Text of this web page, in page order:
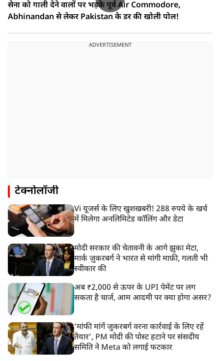
सेना को गाली देने वालों पर भड़के पूर्व Air Commodore,
Abhinandan से लेकर Pakistan के डर की खोली पोल!
ADVERTISEMENT
टेक्नोलॉजी
Vi यूजर्स के लिए खुशखबरी! 288 रुपये के खर्च
में मिलेगा अनलिमिटेड कॉलिंग और डेटा
मोदी सरकार की चेतावनी के आगे झुका मेटा,
मार्क ज़ुकरबर्ग ने भारत से मांगी माफ़ी, गलती भी
स्वीकार की
अब ₹2,000 से ऊपर के UPI पेमेंट पर लग
सकता है चार्ज, आम आदमी पर क्या होगा असर?
‘मांफी मांगें जुकरबर्ग वरना कार्रवाई के लिए रहें
तैयार’, PM मोदी की पोस्ट हटाने पर संसदीय
समिति ने Meta को लगाई फटकार